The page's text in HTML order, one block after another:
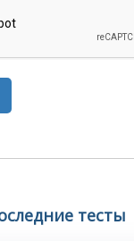
тесты